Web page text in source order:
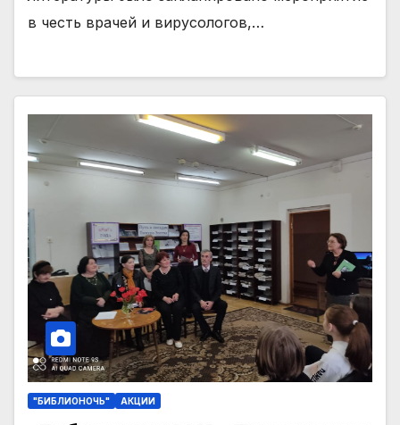
в честь врачей и вирусологов,…
"БИБЛИОНОЧЬ" АКЦИИ